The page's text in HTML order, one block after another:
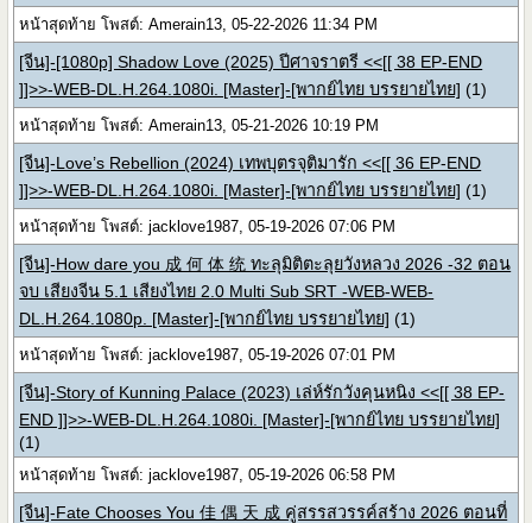
หน้าสุดท้าย โพสต์: Amerain13, 05-22-2026 11:34 PM
[จีน]-[1080p] Shadow Love (2025) ปีศาจราตรี <<[[ 38 EP-END
]]>>-WEB-DL.H.264.1080i. [Master]-[พากย์ไทย บรรยายไทย] (1)
หน้าสุดท้าย โพสต์: Amerain13, 05-21-2026 10:19 PM
[จีน]-Love’s Rebellion (2024) เทพบุตรจุติมารัก <<[[ 36 EP-END
]]>>-WEB-DL.H.264.1080i. [Master]-[พากย์ไทย บรรยายไทย] (1)
หน้าสุดท้าย โพสต์: jacklove1987, 05-19-2026 07:06 PM
[จีน]-How dare you 成 何 体 统 ทะลุมิติตะลุยวังหลวง 2026 -32 ตอน
จบ เสียงจีน 5.1 เสียงไทย 2.0 Multi Sub SRT -WEB-WEB-
DL.H.264.1080p. [Master]-[พากย์ไทย บรรยายไทย] (1)
หน้าสุดท้าย โพสต์: jacklove1987, 05-19-2026 07:01 PM
[จีน]-Story of Kunning Palace (2023) เล่ห์รักวังคุนหนิง <<[[ 38 EP-
END ]]>>-WEB-DL.H.264.1080i. [Master]-[พากย์ไทย บรรยายไทย]
(1)
หน้าสุดท้าย โพสต์: jacklove1987, 05-19-2026 06:58 PM
[จีน]-Fate Chooses You 佳 偶 天 成 คู่สรรสวรรค์สร้าง 2026 ตอนที่